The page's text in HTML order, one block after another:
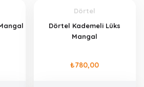
Dörtel
Dörtel Kademeli Lüks
Mangal
₺780,00